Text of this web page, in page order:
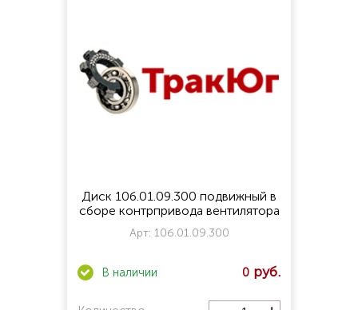
Диск 10б.01.09.300 подвижный в
сборе контрпривода вентилятора
Арт: 10б.01.09.300
0